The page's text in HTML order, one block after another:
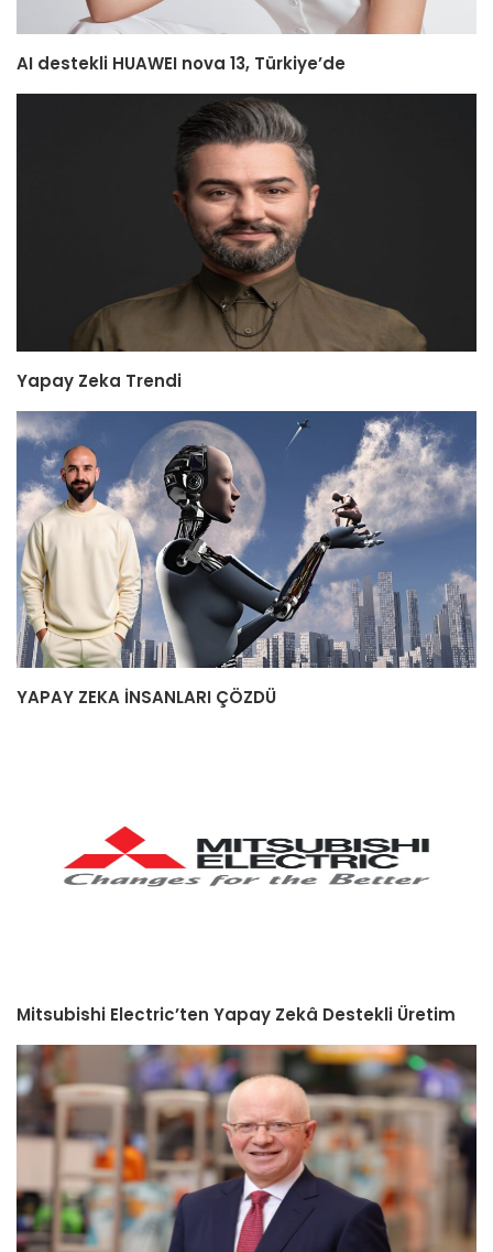
AI destekli HUAWEI nova 13, Türkiye’de
Yapay Zeka Trendi
YAPAY ZEKA İNSANLARI ÇÖZDÜ
Mitsubishi Electric’ten Yapay Zekâ Destekli Üretim